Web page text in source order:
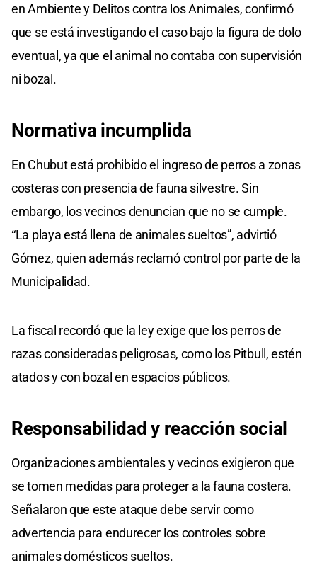
en Ambiente y Delitos contra los Animales, confirmó
que se está investigando el caso bajo la figura de dolo
eventual, ya que el animal no contaba con supervisión
ni bozal.
Normativa incumplida
En Chubut está prohibido el ingreso de perros a zonas
costeras con presencia de fauna silvestre. Sin
embargo, los vecinos denuncian que no se cumple.
“La playa está llena de animales sueltos”, advirtió
Gómez, quien además reclamó control por parte de la
Municipalidad.
La fiscal recordó que la ley exige que los perros de
razas consideradas peligrosas, como los Pitbull, estén
atados y con bozal en espacios públicos.
Responsabilidad y reacción social
Organizaciones ambientales y vecinos exigieron que
se tomen medidas para proteger a la fauna costera.
Señalaron que este ataque debe servir como
advertencia para endurecer los controles sobre
animales domésticos sueltos.